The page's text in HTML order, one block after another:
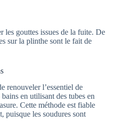
les gouttes issues de la fuite. De
sur la plinthe sont le fait de
renouveler l’essentiel de
en utilisant des tubes en
Cette méthode est fiable
puisque les soudures sont